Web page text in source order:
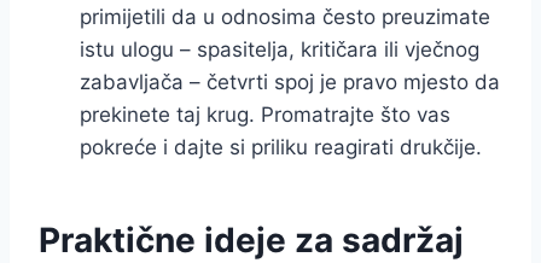
primijetili da u odnosima često preuzimate
istu ulogu – spasitelja, kritičara ili vječnog
zabavljača – četvrti spoj je pravo mjesto da
prekinete taj krug. Promatrajte što vas
pokreće i dajte si priliku reagirati drukčije.
Praktične ideje za sadržaj